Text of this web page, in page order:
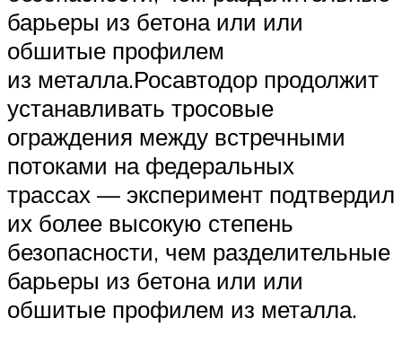
барьеры из бетона или или
обшитые профилем
из металла.Росавтодор продолжит
устанавливать тросовые
ограждения между встречными
потоками на федеральных
трассах — эксперимент подтвердил
их более высокую степень
безопасности, чем разделительные
барьеры из бетона или или
обшитые профилем из металла.